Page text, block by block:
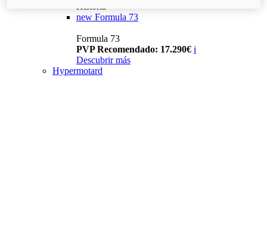
Historia
new Formula 73
Formula 73
PVP Recomendado: 17.290€ i
Descubrir más
Hypermotard